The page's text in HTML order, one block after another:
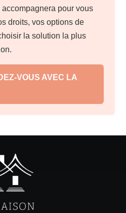
pour vous
droits, vos options de
la solution la plus
VOUS AVEC LA